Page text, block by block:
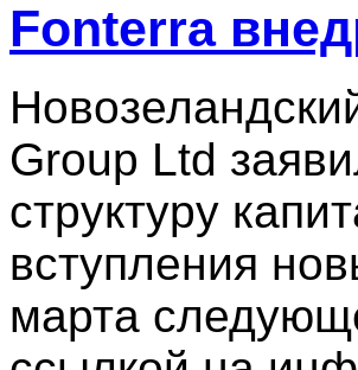
Fonterra
Group Ltd
структуру
вступления
марта